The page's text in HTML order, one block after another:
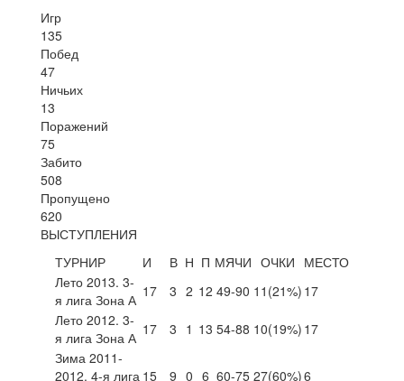
Игр
135
Побед
47
Ничьих
13
Поражений
75
Забито
508
Пропущено
620
ВЫСТУПЛЕНИЯ
ТУРНИР
И В Н П МЯЧИ ОЧКИ МЕСТО
Лето 2013. 3-
я лига Зона А 17 3 2 12 49-90 11 (21%) 17
Лето 2012. 3-
я лига Зона А 17 3 1 13 54-88 10(19%) 17
Зима 2011-
2012. 4-я лига 15 9 0 6 60-75 27(60%)6